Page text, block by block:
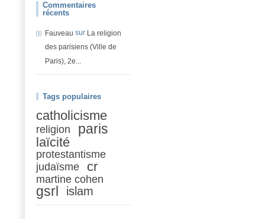
Commentaires
récents
Fauveau sur La religion
des parisiens (Ville de
Paris), 2e...
Tags populaires
catholicisme
religion paris
laïcité
protestantisme
judaïsme
cr
martine cohen
gsrl islam